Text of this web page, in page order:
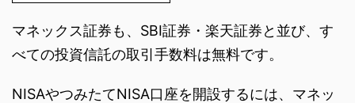
マネックス証券も、SBI証券・楽天証券と並び、す
べての投資信託の取引手数料は無料です。
NISAやつみたてNISA口座を開設するには、マネッ